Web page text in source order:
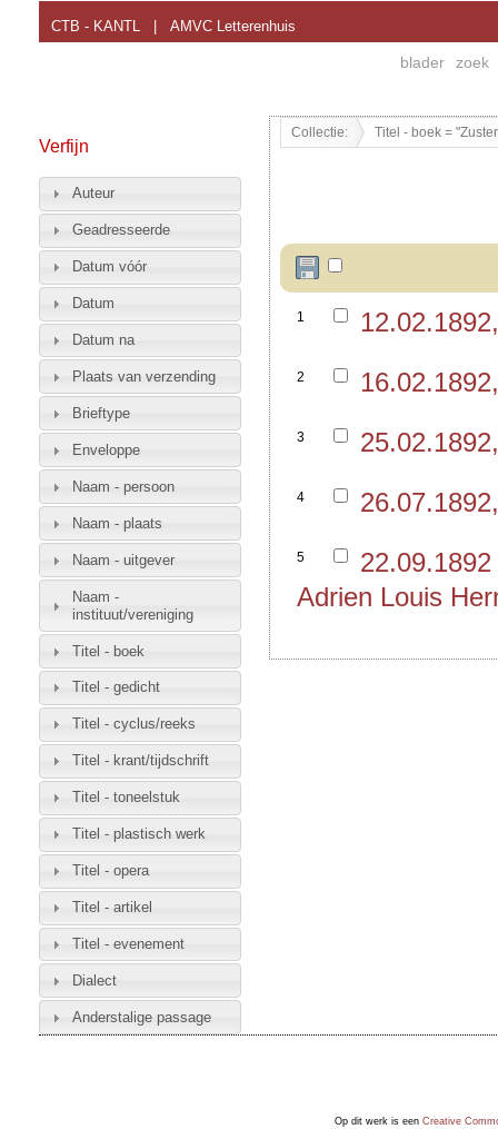
CTB - KANTL AMVC Letterenhuis
blader zoek
Collectie: Titel - boek =
1
2
3
4
5
Adrien Louis
Verfijn
Auteur
Geadresseerde
Datum vóór
Datum
Datum na
Plaats van verzending
Brieftype
Enveloppe
Naam - persoon
Naam - plaats
Naam - uitgever
Naam -
instituut/vereniging
Titel - boek
Titel - gedicht
Titel - cyclus/reeks
Titel - krant/tijdschrift
Titel - toneelstuk
Titel - plastisch werk
Titel - opera
Titel - artikel
Titel - evenement
Dialect
Anderstalige passage
Op dit werk is een Creative